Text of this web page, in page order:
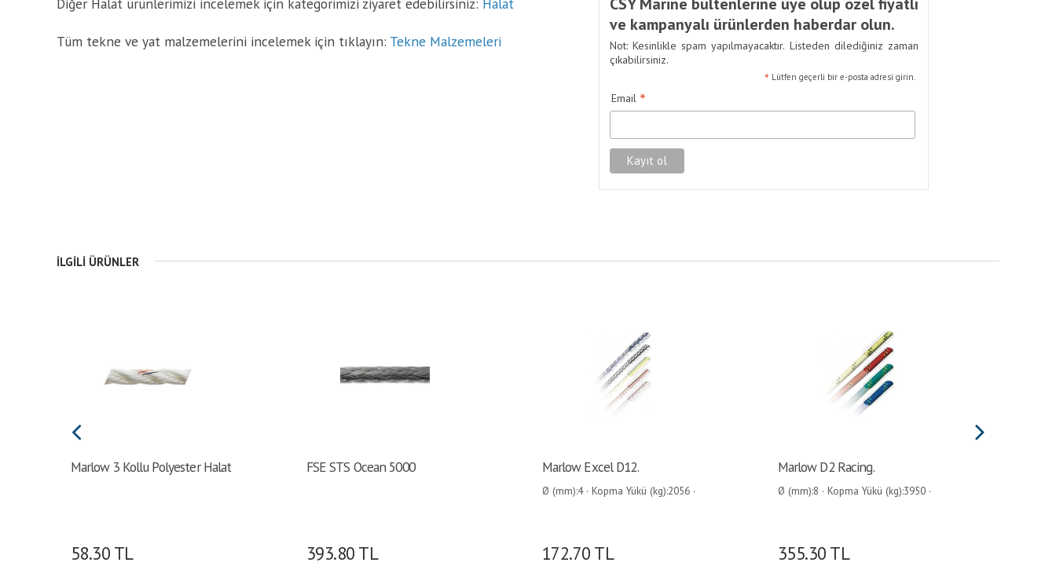
Tüm tekne ve yat malzemelerini incelemek için tıklayın: Tekne Malzemeleri
ve kampanyalı ürünlerden haberdar olun.
Not: Kesinlikle spam yapılmayacaktır. Listeden dilediğiniz zaman
çıkabilirsiniz.
* Lütfen geçerli bir e-posta adresi girin.
Email *
İLGILI ÜRÜNLER
Marlow 3 Kollu Polyester Halat
58.30 TL
FSE STS Ocean 5000
393.80 TL
Marlow Excel D12.
Ø (mm):4 · Kopma Yükü (kg):2056 ·
172.70 TL
Marlow D2 Racing.
Ø (mm):8 · Kopma Yükü (kg):3950 ·
355.30 TL